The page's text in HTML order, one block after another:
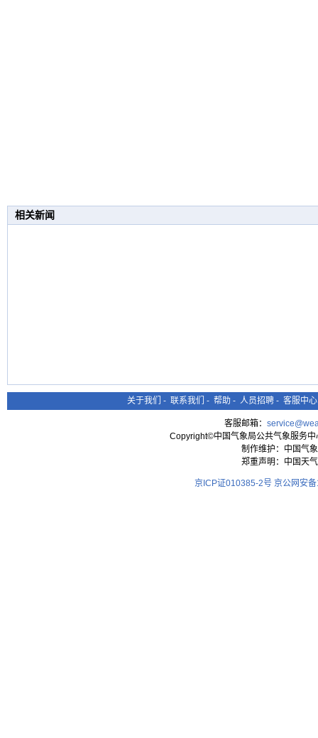
相关新闻
关于我们 - 联系我们 - 帮助 - 人员招聘 - 客服中心
客服邮箱：
Copyright©中国气象局公共气象服务
制作维护：中国气
郑重声明：中国天
京ICP证010385-2号 京公网安